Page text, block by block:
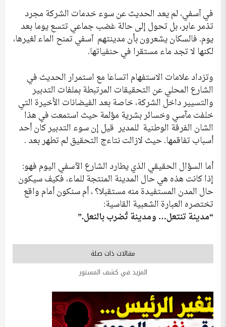
في آسفي، لم يعد الحديث عن سوء خدمات الشركة مجرد
تذمر عابر، بل تحول إلى حالة غضب جماعي تتسع يوما بعد
يوم. فالسكان يشعرون بأن مدينتهم آسفي تمنح الماء لغيرها،
لكنها لا تجد ماء مستقرا في حنفياتها.
وتزداد علامات الاستفهام اتساعا مع استمرار الحديث في
الشارع المحلي عن التحقيقات المرتبطة بملفات التدبير
والتسيير داخل الشركة، خاصة بعد الفيضانات الأخيرة التي
خلفت مآسي وخسائر بشرية مؤلمة حيث استمعت في هذا
الشان الفرقة الوطنية للمدير قيل إن سوء التدبير كان أحد
أسباب تفاقمها. حيث لازالت نتاءج التحقيق لم تطهر بعد .
أما السؤال الحقيقي الذي يطارد الشارع الآسفي اليوم فهو:
إذا كانت هذه هي حال المدينة المنتجة للماء، فكيف سيكون
حال المدن المستفيدة منه مستقبلا؟ ، أم سنكون أمام واقع
تختصره العبارة الشعبية القاسية:
“مدينة تنتعل… ومدينة تُضرب بالنعل.”
مقالات ذات صلة
المزيد في كشف المستور